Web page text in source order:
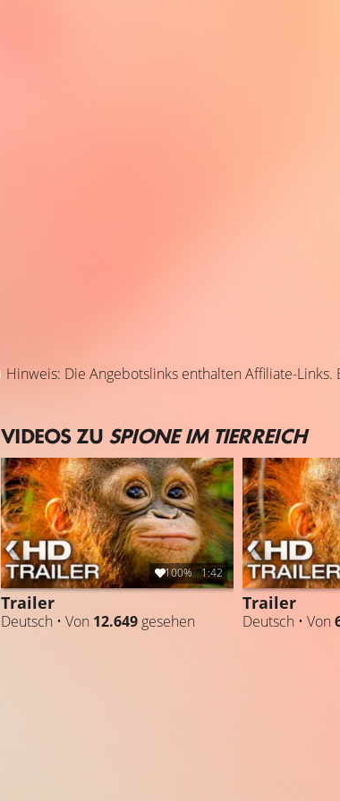
Hinweis: Die Angebotslinks enthalten Affiliate-
VIDEOS ZU SPIONE IM TIERREICH
100% 1:42
Trailer
Deutsch • Von 12.649 gesehen
Trailer
Deutsch • Von